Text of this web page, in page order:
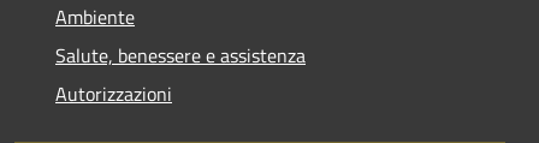
Ambiente
Salute, benessere e assistenza
Autorizzazioni